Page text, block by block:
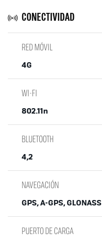
CONECTIVIDAD
RED MÓVIL
4G
WI-FI
802.11n
BLUETOOTH
4,2
NAVEGACIÓN
GPS, A-GPS, GLONASS
PUERTO DE CARGA